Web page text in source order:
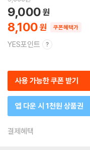
8,100
9,000
쿠폰혜택가
YES포인트
사용 가능한 쿠폰 받기
앱 다운 시 1천원 상품권
결제혜택